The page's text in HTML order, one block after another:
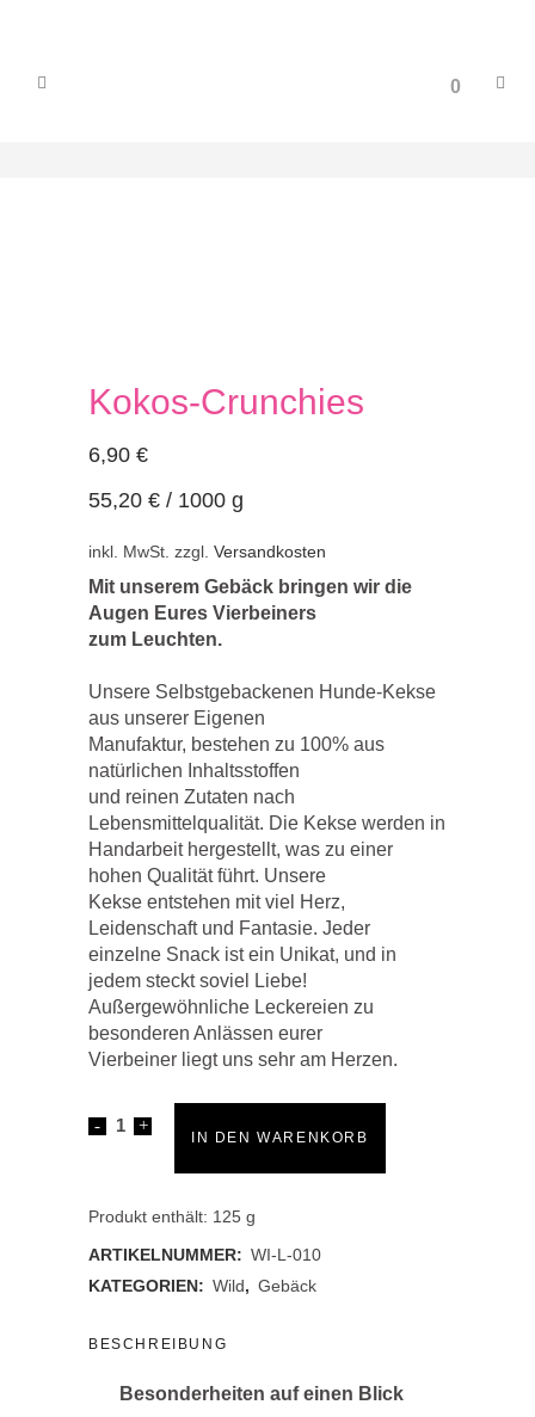
0
Kokos-Crunchies
6,90 €
55,20 € / 1000 g
inkl. MwSt. zzgl. Versandkosten
Mit unserem Gebäck bringen wir die
Augen Eures Vierbeiners
zum Leuchten.
Unsere Selbstgebackenen Hunde-Kekse
aus unserer Eigenen
Manufaktur, bestehen zu 100% aus
natürlichen Inhaltsstoffen
und reinen Zutaten nach
Lebensmittelqualität. Die Kekse werden in
Handarbeit hergestellt, was zu einer
hohen Qualität führt. Unsere
Kekse entstehen mit viel Herz,
Leidenschaft und Fantasie. Jeder
einzelne Snack ist ein Unikat, und in
jedem steckt soviel Liebe!
Außergewöhnliche Leckereien zu
besonderen Anlässen eurer
Vierbeiner liegt uns sehr am Herzen.
Kokos-
quantity
IN DEN WARENKORB
Produkt enthält: 125 g
ARTIKELNUMMER: WI-L-010
KATEGORIEN: Wild, Gebäck
BESCHREIBUNG
Besonderheiten auf einen Blick